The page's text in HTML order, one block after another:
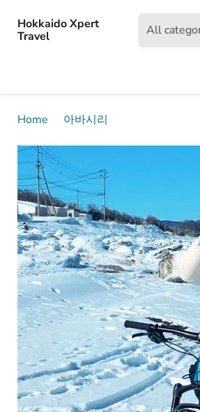
Hokkaido Xpert
Travel
All
Home 아바시리